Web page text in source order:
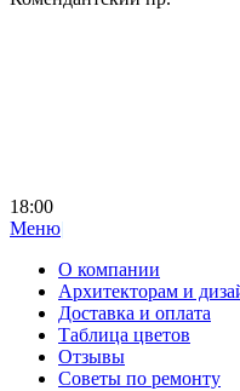
18:00
Меню|
О компании
Архитекторам и
Доставка и оплата
Таблица цветов
Отзывы
Советы по ремонту